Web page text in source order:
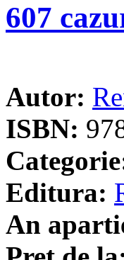
607
Autor:
ISBN:
Editura:
An